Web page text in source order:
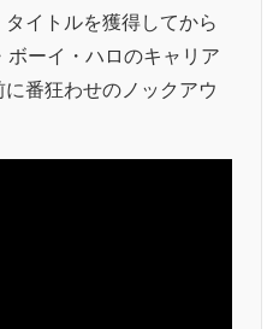
イトルを獲得してから
ボーイ・ハロのキャリア
番狂わせのノックアウ